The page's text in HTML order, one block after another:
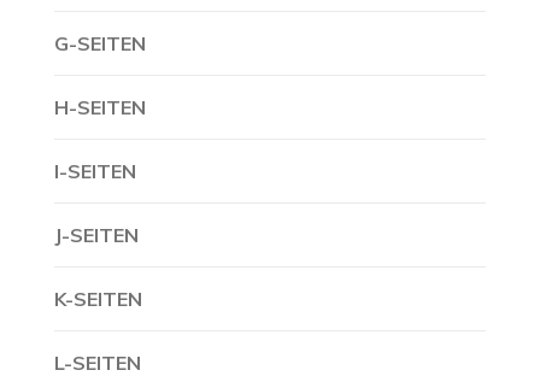
G-SEITEN
H-SEITEN
I-SEITEN
J-SEITEN
K-SEITEN
L-SEITEN